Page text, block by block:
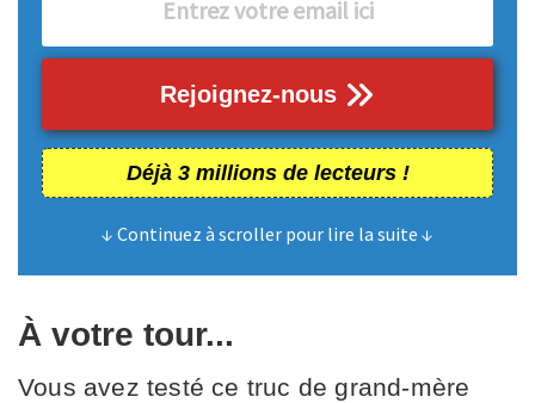
Rejoignez-nous
Déjà 3 millions de lecteurs !
↓ Continuez à scroller pour lire la suite ↓
À votre tour...
Vous avez testé ce truc de grand-mère